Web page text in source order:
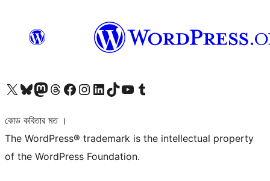
আমাদের X (আগের টুইটার) অ্যাকাউন্টে যানআমাদের Bluesky অ্যাকাউন্টটি দেখুনআমাদের মাস্টোডন অ্যাকাউন্টটি দেখুনআমাদের থ্রেডস অ্যাকাউন্টটি দেখুনআমাদের ফেসবুক পেজ দেখুনআমাদের ইন্সটাগ্রাম অ্যাকাউন্ট দেখুনআমাদের লিঙ্কডইন অ্যাকাউন্টে যানআমাদের TikTok অ্যাকাউন্টটি দেখুনআমাদের ইউটিউব চ্যানেলে যান আমাদের টাম্বলার অ্যাকাউন্ট দেখুন
কোড কবিতার মত ।
The WordPress® trademark is the intellectual property
of the WordPress Foundation.